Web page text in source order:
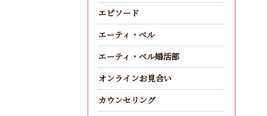
エピソード
エーティ・ベル
エーティ・ベル婚活部
オンラインお見合い
カウンセリング